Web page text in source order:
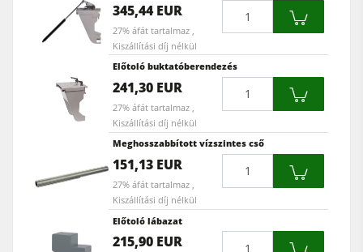
345,44 EUR
27% áfát tartalmaz ,
Kiszállítási díj nélkül
Előtoló buktatóberendezés
241,30 EUR
27% áfát tartalmaz ,
Kiszállítási díj nélkül
Meghosszabbított vízszintes cső
151,13 EUR
27% áfát tartalmaz ,
Kiszállítási díj nélkül
Előtoló lábazat
215,90 EUR